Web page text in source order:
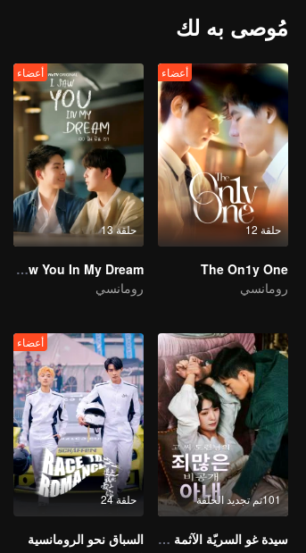
مُوصى به لك
حلقة 12
أعضاء
The On1y One
رومانسي
حلقة 13
أعضاء
I Saw You In My Dream
رومانسي
101تم تجديد الحلقة
سيدة غو السريّة الآثمة (النسخة الكورية)
حلقة 24
أعضاء
السباق نحو الرومانسية